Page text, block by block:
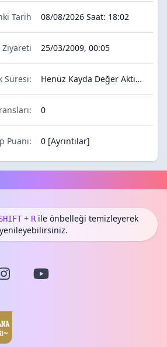
Tarih 08/08/2026 Saat: 18:02
Ziyareti 25/03/2009, 00:05
Süresi: Henüz Kayda Değer Aktivitesi Yok
0
Puanı: 0 [Ayrıntılar]
+ Rile önbelleği temizleyerek